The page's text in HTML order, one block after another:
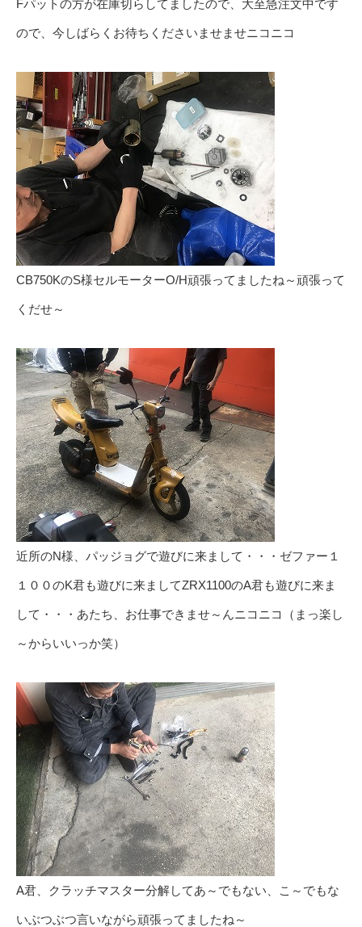
Fパットの方が在庫切らしてましたので、大至急注文中です
ので、今しばらくお待ちくださいませませニコニコ
CB750KのS様セルモーターO/H頑張ってましたね～頑張って
くだせ～
近所のN様、パッジョグで遊びに来まして・・・ゼファー１
１００のK君も遊びに来ましてZRX1100のA君も遊びに来ま
して・・・あたち、お仕事できませ～んニコニコ（まっ楽し
～からいいっか笑）
A君、クラッチマスター分解してあ～でもない、こ～でもな
いぶつぶつ言いながら頑張ってましたね～